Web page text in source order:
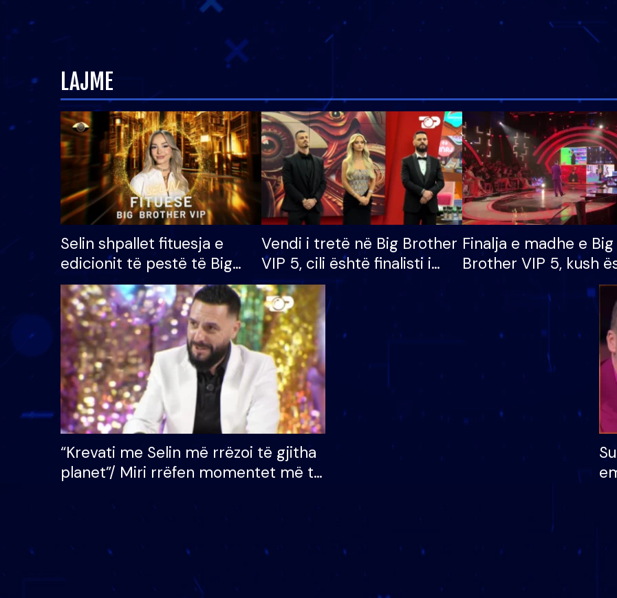
LAJME
Selin shpallet fituesja e
edicionit të pestë të Big
Brother VIP, rrëmben
çmimin e madh prej 100
mijë eurosh
Vendi i tretë në Big Brother
VIP 5, cili është finalisti i
radhës që lë shtëpinë
Finalja e madhe e Big
Brother VIP 5, kush
banori i parë që lë
dhe humb
të fituar çmimin e
“Krevati me Selin më rrëzoi të gjitha
planet”/ Miri rrëfen momentet më të
mungojë zilja e mëngjesit kur…